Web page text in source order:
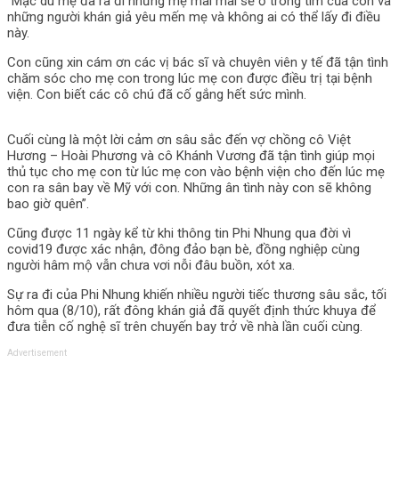
những người khán giả yêu mến mẹ và không ai có thể lấy đi điều
này.
Con cũng xin cám ơn các vị bác sĩ và chuyên viên y tế đã tận tình
chăm sóc cho mẹ con trong lúc mẹ con được điều trị tại bệnh
viện. Con biết các cô chú đã cố gắng hết sức mình.
Cuối cùng là một lời cảm ơn sâu sắc đến vợ chồng cô Việt
Hương – Hoài Phương và cô Khánh Vương đã tận tình giúp mọi
thủ tục cho mẹ con từ lúc mẹ con vào bệnh viện cho đến lúc mẹ
con ra sân bay về Mỹ với con. Những ân tình này con sẽ không
bao giờ quên”.
Cũng được 11 ngày kể từ khi thông tin Phi Nhung qua đời vì
covid19 được xác nhận, đông đảo bạn bè, đồng nghiệp cùng
người hâm mộ vẫn chưa vơi nỗi đâu buồn, xót xa.
Sự ra đi của Phi Nhung khiến nhiều người tiếc thương sâu sắc, tối
hôm qua (8/10), rất đông khán giả đã quyết định thức khuya để
đưa tiễn cố nghệ sĩ trên chuyến bay trở về nhà lần cuối cùng.
Advertisement